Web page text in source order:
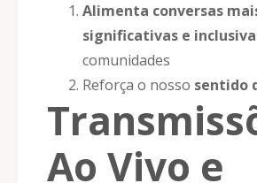
Alimenta conversas
significativas e
comunidades
Reforça o nosso sentido
Ao Vivo e